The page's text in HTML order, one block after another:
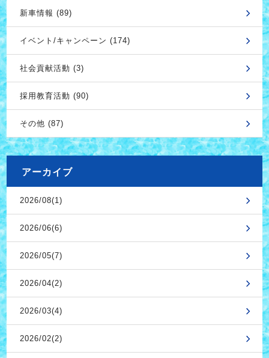
新車情報 (89)
イベント/キャンペーン (174)
社会貢献活動 (3)
採用教育活動 (90)
その他 (87)
アーカイブ
2026/08(1)
2026/06(6)
2026/05(7)
2026/04(2)
2026/03(4)
2026/02(2)